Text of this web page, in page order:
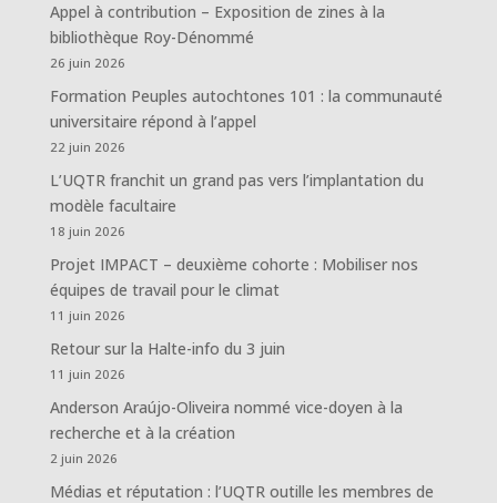
Appel à contribution – Exposition de zines à la
bibliothèque Roy-Dénommé
26 juin 2026
Formation Peuples autochtones 101 : la communauté
universitaire répond à l’appel
22 juin 2026
L’UQTR franchit un grand pas vers l’implantation du
modèle facultaire
18 juin 2026
Projet IMPACT – deuxième cohorte : Mobiliser nos
équipes de travail pour le climat
11 juin 2026
Retour sur la Halte-info du 3 juin
11 juin 2026
Anderson Araújo-Oliveira nommé vice-doyen à la
recherche et à la création
2 juin 2026
Médias et réputation : l’UQTR outille les membres de